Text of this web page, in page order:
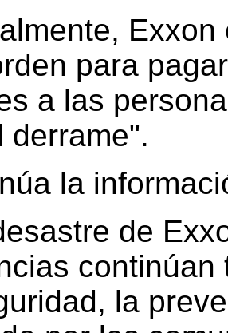
para
a las
derrame".
la
de
la